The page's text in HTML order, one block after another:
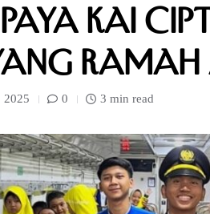
KAI
2025 0 3 min read